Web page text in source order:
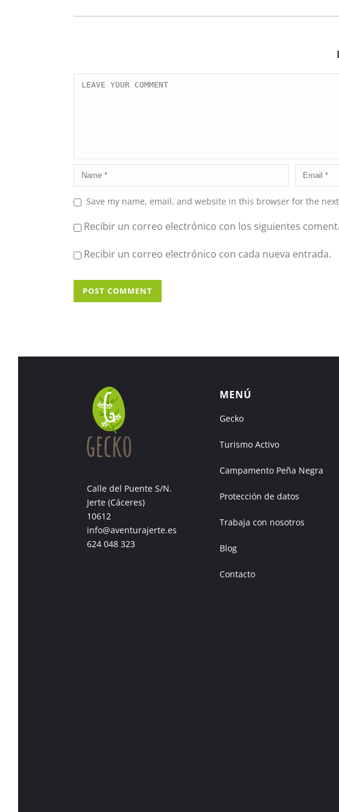
Save my name, email, and website in this browser for the
Recibir un correo electrónico con los siguientes
Recibir un correo electrónico con cada nueva entrada.
Calle del Puente S/N.
Jerte (Cáceres)
10612
info@aventurajerte.es
624 048 323
MENÚ
Gecko
Turismo Activo
Campamento Peña Negra
Protección de datos
Trabaja con nosotros
Blog
Contacto